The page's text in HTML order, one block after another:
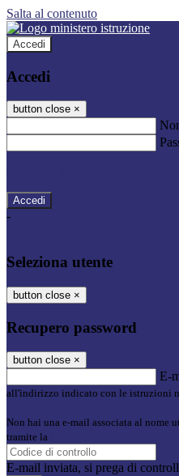
Salta al contenuto
Accedi
Accedi
button close ×
-
Seleziona utente
button close ×
Recupero password
button close ×
E-
all'indirizzo indicato con le istruzioni
Non hai una e-mail associata al nome
tramite la
E-mail inviata, si prega di